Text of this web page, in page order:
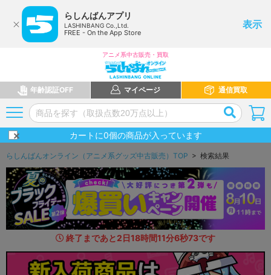
らしんばんアプリ
LASHINBANG Co.,Ltd.
FREE - On the App Store
表示
アニメ系中古販売・買取
年齢認証OFF マイページ 通信買取
カートに0個の商品が入っています
らしんばんオンライン（アニメ系グッズ中古販売）TOP > 検索結果
終了まであと2日18時間11分5秒35です